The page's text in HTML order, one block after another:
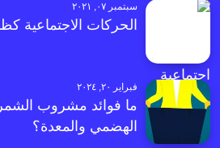
سبتمبر ٠٧, ٢٠٢١
الحركات الاجتماعية
فبراير ٢٠, ٢٠٢٤
ما فوائد مشروب الشمر
الهضمي والمعدة؟